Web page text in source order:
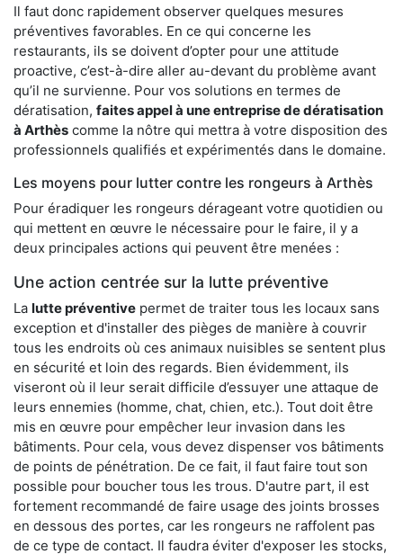
Il faut donc rapidement observer quelques mesures
préventives favorables. En ce qui concerne les
restaurants, ils se doivent d’opter pour une attitude
proactive, c’est-à-dire aller au-devant du problème avant
qu’il ne survienne. Pour vos solutions en termes de
dératisation, faites appel à une entreprise de dératisation
à Arthès comme la nôtre qui mettra à votre disposition des
professionnels qualifiés et expérimentés dans le domaine.
Les moyens pour lutter contre les rongeurs à Arthès
Pour éradiquer les rongeurs dérageant votre quotidien ou
qui mettent en œuvre le nécessaire pour le faire, il y a
deux principales actions qui peuvent être menées :
Une action centrée sur la lutte préventive
La lutte préventive permet de traiter tous les locaux sans
exception et d'installer des pièges de manière à couvrir
tous les endroits où ces animaux nuisibles se sentent plus
en sécurité et loin des regards. Bien évidemment, ils
viseront où il leur serait difficile d’essuyer une attaque de
leurs ennemies (homme, chat, chien, etc.). Tout doit être
mis en œuvre pour empêcher leur invasion dans les
bâtiments. Pour cela, vous devez dispenser vos bâtiments
de points de pénétration. De ce fait, il faut faire tout son
possible pour boucher tous les trous. D'autre part, il est
fortement recommandé de faire usage des joints brosses
en dessous des portes, car les rongeurs ne raffolent pas
de ce type de contact. Il faudra éviter d'exposer les stocks,